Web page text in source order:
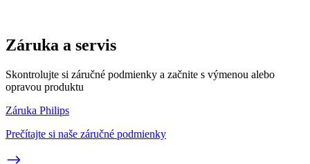
Záruka a servis
Skontrolujte si záručné podmienky a začnite s výmenou alebo
opravou produktu
Záruka Philips
Prečítajte si naše záručné podmienky